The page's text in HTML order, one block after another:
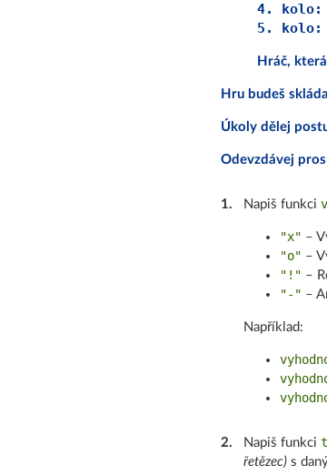
4.
5.
Hráč,
Hru budeš
Úkoly dělej
Odevzdávej
1. Napiš funkci
"x" –
"o" –
"!" –
"-" –
Například:
2. Napiš funkci
řetězec)s